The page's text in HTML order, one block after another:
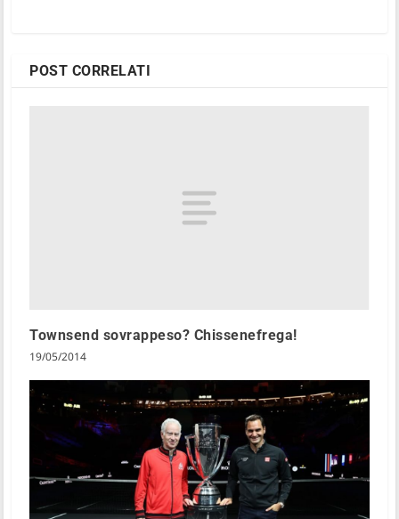
POST CORRELATI
Townsend sovrappeso? Chissenefrega!
19/05/2014